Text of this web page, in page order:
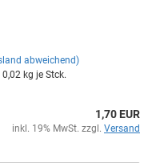
abweichend)
0,02 kg je Stck.
1,70 EUR
inkl. 19% MwSt. zzgl. Versand